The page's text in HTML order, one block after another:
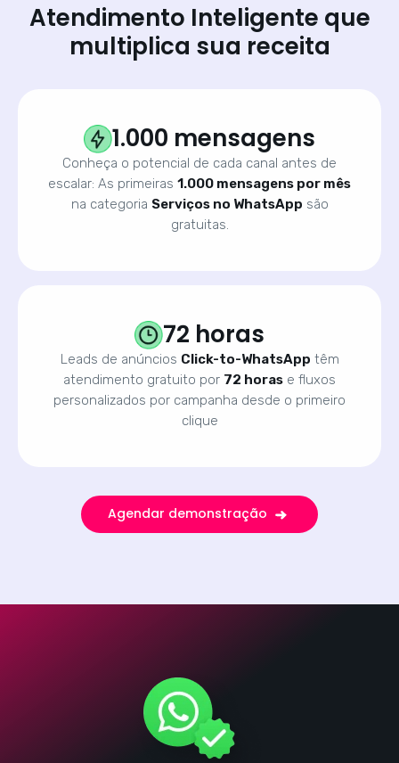
Atendimento Inteligente que
multiplica sua receita
1.000 mensagens
Conheça o potencial de cada canal antes de
escalar: As primeiras 1.000 mensagens por mês
na categoria Serviços no WhatsApp são
gratuitas.
72 horas
Leads de anúncios Click-to-WhatsApp têm
atendimento gratuito por 72 horas e fluxos
personalizados por campanha desde o primeiro
clique
Agendar demonstração